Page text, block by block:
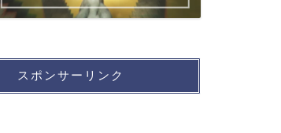
スポンサーリンク